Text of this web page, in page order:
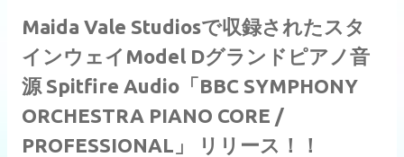
Maida Vale Studiosで収録されたスタ
インウェイModel Dグランドピアノ音
源 Spitfire Audio「BBC SYMPHONY
ORCHESTRA PIANO CORE /
PROFESSIONAL」 リリース！！